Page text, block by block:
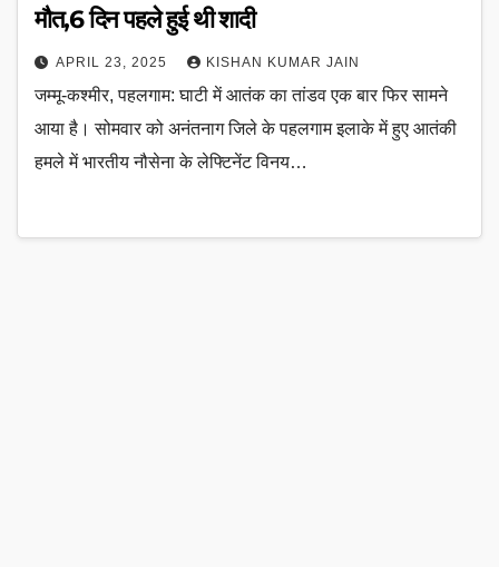
मौत,6 दिन पहले हुई थी शादी
APRIL 23, 2025 KISHAN KUMAR JAIN
जम्मू-कश्मीर, पहलगाम: घाटी में आतंक का तांडव एक बार फिर सामने
आया है। सोमवार को अनंतनाग जिले के पहलगाम इलाके में हुए आतंकी
हमले में भारतीय नौसेना के लेफ्टिनेंट विनय…